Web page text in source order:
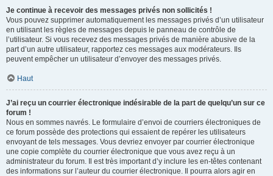
Je continue à recevoir des messages privés non sollicités !
Vous pouvez supprimer automatiquement les messages privés d’un utilisateur
en utilisant les règles de messages depuis le panneau de contrôle de
l’utilisateur. Si vous recevez des messages privés de manière abusive de la
part d’un autre utilisateur, rapportez ces messages aux modérateurs. Ils
peuvent empêcher un utilisateur d’envoyer des messages privés.
Haut
J’ai reçu un courrier électronique indésirable de la part de quelqu’un sur ce
forum !
Nous en sommes navrés. Le formulaire d’envoi de courriers électroniques de
ce forum possède des protections qui essaient de repérer les utilisateurs
envoyant de tels messages. Vous devriez envoyer par courrier électronique
une copie complète du courrier électronique que vous avez reçu à un
administrateur du forum. Il est très important d’y inclure les en-têtes contenant
des informations sur l’auteur du courrier électronique. Il pourra alors agir en